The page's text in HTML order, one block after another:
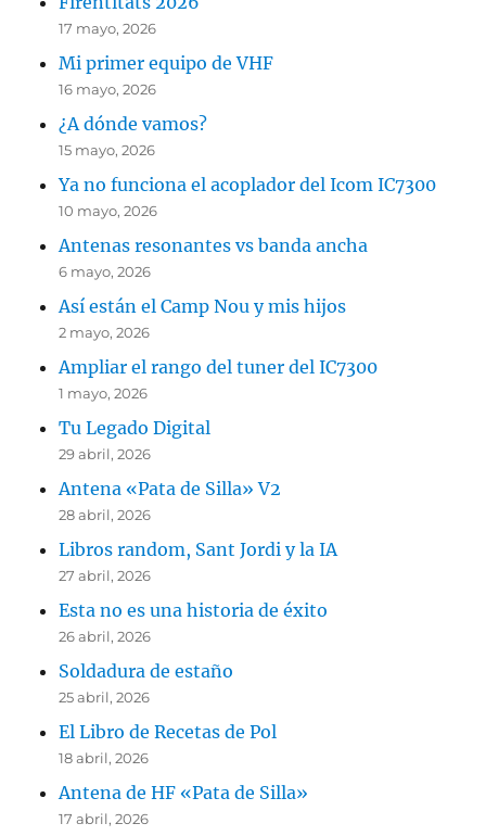
17 mayo, 2026
Mi primer equipo de VHF
16 mayo, 2026
¿A dónde vamos?
15 mayo, 2026
Ya no funciona el acoplador del Icom IC7300
10 mayo, 2026
Antenas resonantes vs banda ancha
6 mayo, 2026
Así están el Camp Nou y mis hijos
2 mayo, 2026
Ampliar el rango del tuner del IC7300
1 mayo, 2026
Tu Legado Digital
29 abril, 2026
Antena «Pata de Silla» V2
28 abril, 2026
Libros random, Sant Jordi y la IA
27 abril, 2026
Esta no es una historia de éxito
26 abril, 2026
Soldadura de estaño
25 abril, 2026
El Libro de Recetas de Pol
18 abril, 2026
Antena de HF «Pata de Silla»
17 abril, 2026